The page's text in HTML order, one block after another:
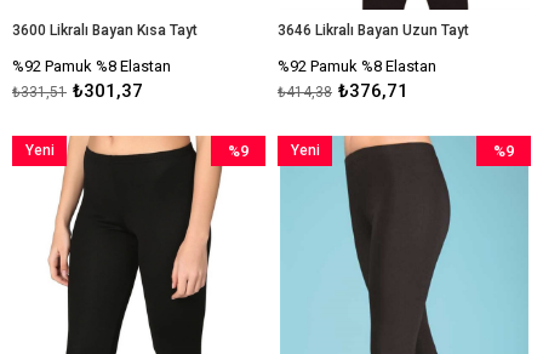
3600 Likralı Bayan Kısa Tayt
%92 Pamuk %8 Elastan
₺301,37
₺331,51
3646 Likralı Bayan Uzun Tayt
%92 Pamuk %8 Elastan
₺376,71
₺414,38
%9
İndirim
%9İndirim
Yeni
%9
Yeni